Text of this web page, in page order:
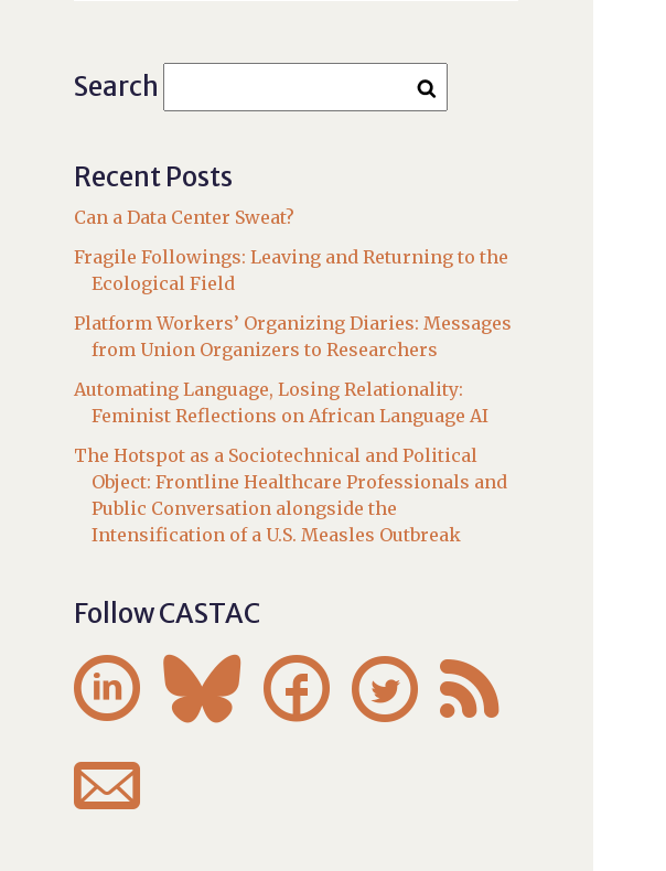
Search
Recent Posts
Can a Data Center Sweat?
Fragile Followings: Leaving and Returning to the
Ecological Field
Platform Workers’ Organizing Diaries: Messages
from Union Organizers to Researchers
Automating Language, Losing Relationality:
Feminist Reflections on African Language AI
The Hotspot as a Sociotechnical and Political
Object: Frontline Healthcare Professionals and
Public Conversation alongside the
Intensification of a U.S. Measles Outbreak
Follow CASTAC
    
